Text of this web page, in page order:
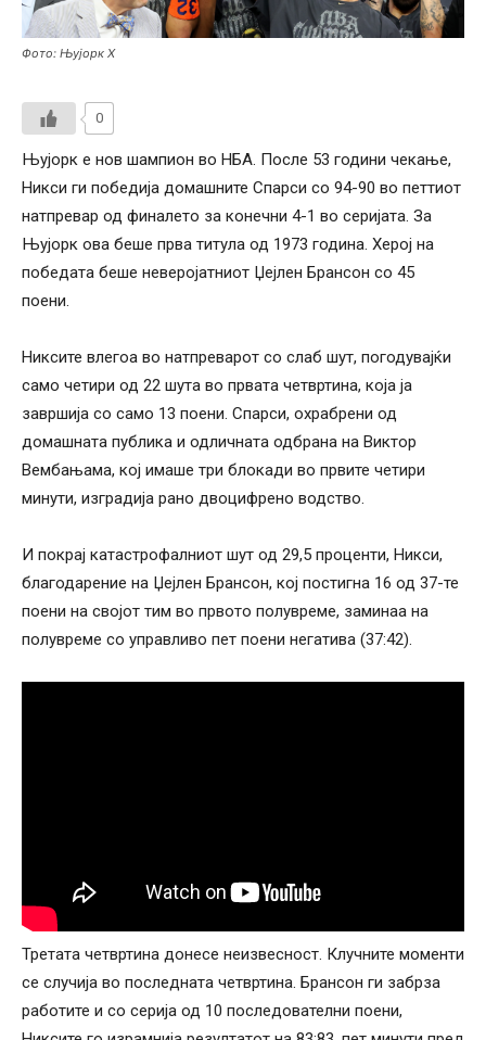
Фото: Њујорк Х
0
Њујорк е нов шампион во НБА. После 53 години чекање,
Никси ги победија домашните Спарси со 94-90 во петтиот
натпревар од финалето за конечни 4-1 во серијата. За
Њујорк ова беше прва титула од 1973 година. Херој на
победата беше неверојатниот Џејлен Брансон со 45
поени.
Никсите влегоа во натпреварот со слаб шут, погодувајќи
само четири од 22 шута во првата четвртина, која ја
завршија со само 13 поени. Спарси, охрабрени од
домашната публика и одличната одбрана на Виктор
Вембањама, кој имаше три блокади во првите четири
минути, изградија рано двоцифрено водство.
И покрај катастрофалниот шут од 29,5 проценти, Никси,
благодарение на Џејлен Брансон, кој постигна 16 од 37-те
поени на својот тим во првото полувреме, заминаа на
полувреме со управливо пет поени негатива (37:42).
Третата четвртина донесе неизвесност. Клучните моменти
се случија во последната четвртина. Брансон ги забрза
работите и со серија од 10 последователни поени,